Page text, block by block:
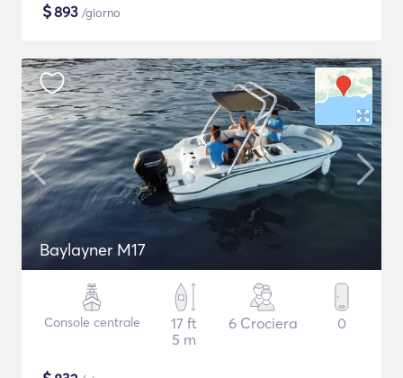
$893 /giorno
Baylayner M17
Console centrale
17 ft
5 m
6 Crociera 0